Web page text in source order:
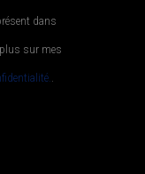
dans
sur mes